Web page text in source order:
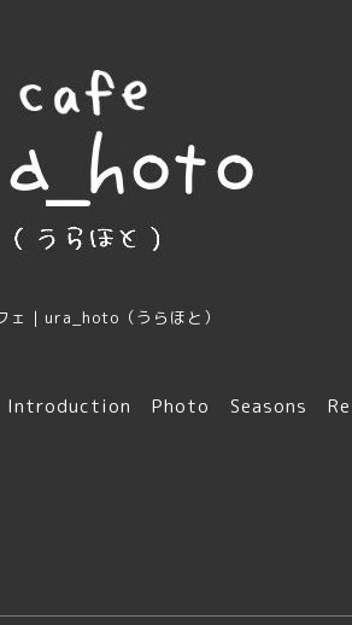
ェ｜ura_hoto（うらほと）
Introduction Photo Seasons